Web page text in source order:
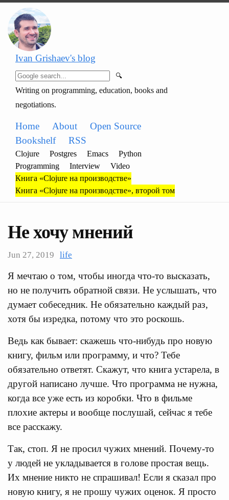
Ivan Grishaev's blog
🔍
Writing on programming, education, books and
negotiations.
Home About
Open Source
Bookshelf
RSS
Clojure Postgres Emacs
Python
Programming
Interview
Video
Книга «Clojure на производстве»
Книга «Clojure на производстве», второй том
Не хочу мнений
Jun 27, 2019 life
Я мечтаю о том, чтобы иногда что-то высказать,
но не получить обратной связи. Не услышать, что
думает собеседник. Не обязательно каждый раз,
хотя бы изредка, потому что это роскошь.
Ведь как бывает: скажешь что-нибудь про новую
книгу, фильм или программу, и что? Тебе
обязательно ответят. Скажут, что книга устарела, в
другой написано лучше. Что программа не нужна,
когда все уже есть из коробки. Что в фильме
плохие актеры и вообще послушай, сейчас я тебе
все расскажу.
Так, стоп. Я не просил чужих мнений. Почему-то
у людей не укладывается в голове простая вещь.
Их мнение никто не спрашивал! Если я сказал про
новую книгу, я не прошу чужих оценок. Я просто